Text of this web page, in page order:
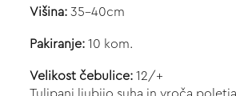
Višina: 35-40cm
Pakiranje: 10 kom.
Velikost čebulice: 12/+